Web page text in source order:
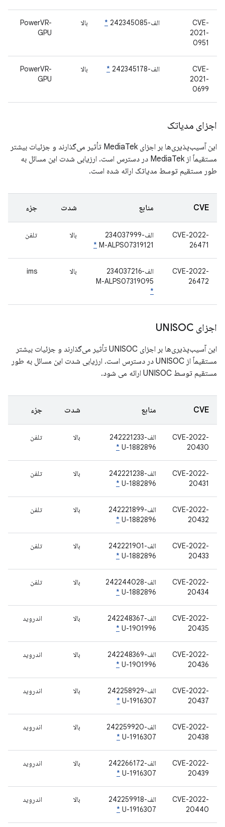
CVE-
2021-
0951
الف-242345085 * بالا
PowerVR-
GPU
CVE-
2021-
0699
الف-242345178 * بالا
PowerVR-
GPU
اجزای مدیاتک
این آسیب‌پذیری‌ها بر اجزای MediaTek تأثیر می‌گذارند و جزئیات بیشتر
مستقیماً از MediaTek در دسترس است. ارزیابی شدت این مسائل به
طور مستقیم توسط مدیاتک ارائه شده است.
CVE منابع شدت جزء
CVE-2022-
26471
الف-234037999
M-ALPS07319121
*
بالا تلفن
CVE-2022-
26472
الف-234037216
M-ALPS07319095
*
بالا ims
اجزای UNISOC
این آسیب‌پذیری‌ها بر اجزای UNISOC تأثیر می‌گذارند و جزئیات بیشتر
مستقیماً از UNISOC در دسترس است. ارزیابی شدت این مسائل به طور
مستقیم توسط UNISOC ارائه می شود.
CVE منابع شدت جزء
CVE-2022-
20430
الف-242221233
U-1882896
*
بالا تلفن
CVE-2022-
20431
الف-242221238
U-1882896
*
بالا تلفن
CVE-2022-
20432
الف-242221899
U-1882896
*
بالا تلفن
CVE-2022-
20433
الف-242221901
U-1882896
*
بالا تلفن
CVE-2022-
20434
الف-242244028
U-1882896
*
بالا تلفن
CVE-2022-
20435
الف-242248367
U-1901996
*
بالا اندروید
CVE-2022-
20436
الف-242248369
U-1901996
*
بالا اندروید
CVE-2022-
20437
الف-242258929
U-1916307
*
بالا اندروید
CVE-2022-
20438
الف-242259920
U-1916307
*
بالا اندروید
CVE-2022-
20439
الف-242266172
U-1916307
*
بالا اندروید
CVE-2022-
20440
الف-242259918
U-1916307
*
بالا اندروید